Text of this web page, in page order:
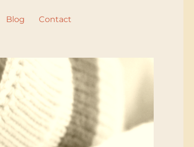
Blog Contact